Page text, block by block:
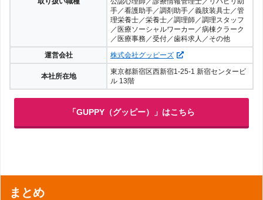
手／看護助手／調剤助手／義肢装具士／管
理栄養士／栄養士／調理師／調理スタッフ
／医療ソーシャルワーカー／病棟クラーク
／医療事務／受付／歯科求人／その他
運営会社
株式会社グッピーズ
本社所在地
東京都新宿区西新宿1-25-1 新宿センタービ
ル 13階
「GUPPY（グッピー）」はこちら
まとめ